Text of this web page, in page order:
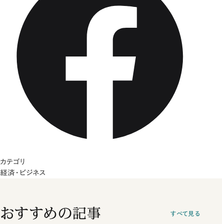
カテゴリ
経済・ビジネス
おすすめの記事 すべて見る